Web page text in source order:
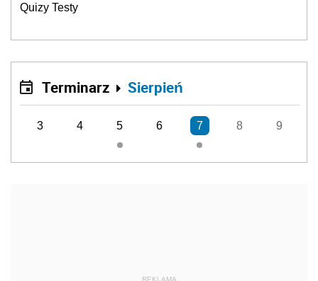
Quizy Testy
Terminarz Sierpień
3 4 5 6 7 8 9
REKLAMA